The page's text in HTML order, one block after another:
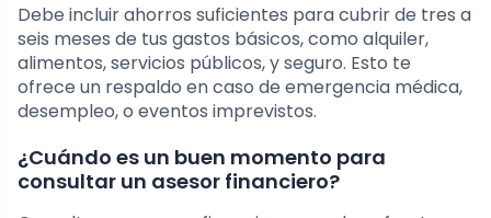
Debe incluir ahorros suficientes para cubrir de tres a
seis meses de tus gastos básicos, como alquiler,
alimentos, servicios públicos, y seguro. Esto te
ofrece un respaldo en caso de emergencia médica,
desempleo, o eventos imprevistos.
¿Cuándo es un buen momento para
consultar un asesor financiero?